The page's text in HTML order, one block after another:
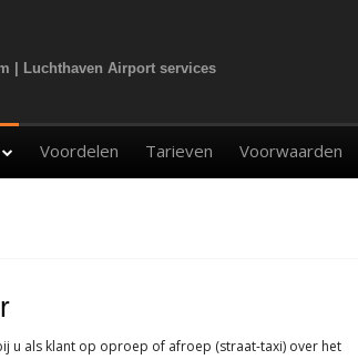
| Luchthaven Airport services
Voordelen Tarieven Voorwaarden
u als klant op oproep of afroep (straat-taxi) over het